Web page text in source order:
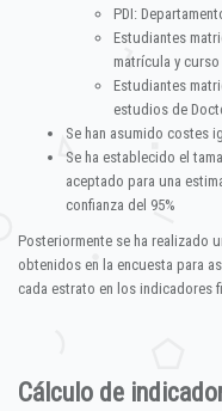
PDI:
Estudiantes
matrícula y
Estudiantes
estudios de
Se han asumido costes
Se ha establecido el
aceptado para una
confianza del 95%
Posteriormente se ha realizado
obtenidos en la encuesta para
cada estrato en los indicadores
Cálculo de